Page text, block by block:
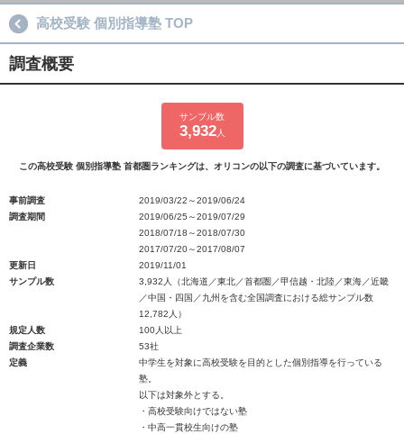
高校受験 個別指導塾 TOP
調査概要
サンプル数
3,932人
この高校受験 個別指導塾 首都圏ランキングは、オリコンの以下の調査に基づいています。
事前調査
2019/03/22～2019/06/24
調査期間
2019/06/25～2019/07/29
2018/07/18～2018/07/30
2017/07/20～2017/08/07
更新日
2019/11/01
サンプル数
3,932人（北海道／東北／首都圏／甲信越・北陸／東海／近畿
／中国・四国／九州を含む全国調査における総サンプル数
12,782人）
規定人数
100人以上
調査企業数
53社
定義
中学生を対象に高校受験を目的とした個別指導を行っている
塾。
以下は対象外とする。
・高校受験向けではない塾
・中高一貫校生向けの塾